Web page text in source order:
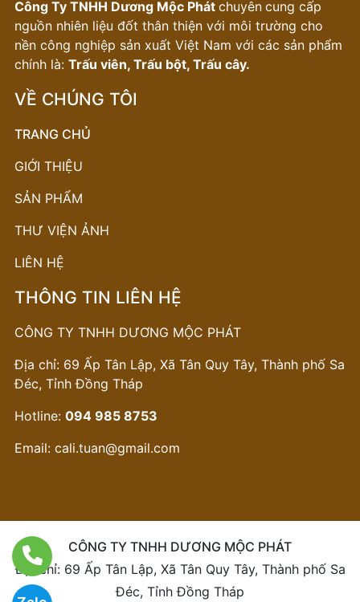
Công Ty TNHH Dương Mộc Phát chuyên cung cấp
nguồn nhiên liệu đốt thân thiện với môi trường cho
nền công nghiệp sản xuất Việt Nam với các sản phẩm
chính là: Trấu viên, Trấu bột, Trấu cây.
VỀ CHÚNG TÔI
TRANG CHỦ
GIỚI THIỆU
SẢN PHẨM
THƯ VIỆN ẢNH
LIÊN HỆ
THÔNG TIN LIÊN HỆ
CÔNG TY TNHH DƯƠNG MỘC PHÁT
Địa chỉ: 69 Ấp Tân Lập, Xã Tân Quy Tây, Thành phố Sa
Đéc, Tỉnh Đồng Tháp
Hotline: 094 985 8753
Email: cali.tuan@gmail.com
CÔNG TY TNHH DƯƠNG MỘC PHÁT
Địa chỉ: 69 Ấp Tân Lập, Xã Tân Quy Tây, Thành phố Sa
Đéc, Tỉnh Đồng Tháp